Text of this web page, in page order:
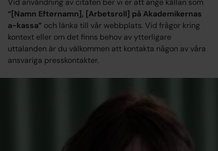
“[Namn Efternamn], [Arbetsroll] på Akademikernas
a-kassa” och länka till vår webbplats. Vid frågor kring
kontext eller om det finns behov av ytterligare
uttalanden är du välkommen att kontakta någon av våra
ansvariga presskontakter.